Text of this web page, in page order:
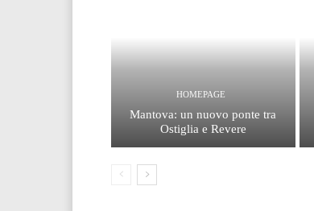
HOMEPAGE
Mantova: un nuovo ponte tra
Ostiglia e Revere